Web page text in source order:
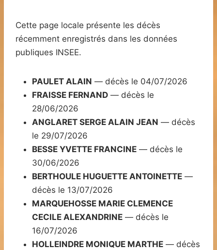
Cette page locale présente les décès
récemment enregistrés dans les données
publiques INSEE.
PAULET ALAIN — décès le 04/07/2026
FRAISSE FERNAND — décès le
28/06/2026
ANGLARET SERGE ALAIN JEAN — décès
le 29/07/2026
BESSE YVETTE FRANCINE — décès le
30/06/2026
BERTHOULE HUGUETTE ANTOINETTE —
décès le 13/07/2026
MARQUEHOSSE MARIE CLEMENCE
CECILE ALEXANDRINE — décès le
16/07/2026
HOLLEINDRE MONIQUE MARTHE — décès